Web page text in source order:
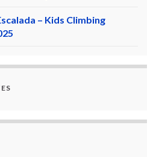
– Kids Climbing